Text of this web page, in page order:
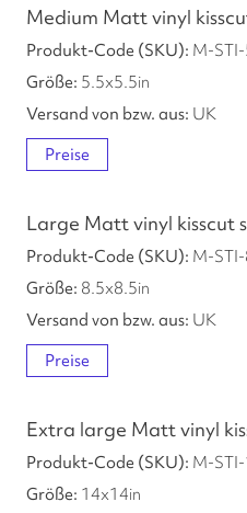
Medium Matt vinyl
M-
5.5x5.5in
UK
Preise
Large Matt vinyl kisscut
M-
8.5x8.5in
UK
Preise
Extra large Matt vinyl
M-
14x14in